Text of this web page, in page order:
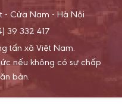
- Cửa Nam - Hà Nội
39 332 417
tấn xã Việt Nam.
nếu không có sự chấp
bản.